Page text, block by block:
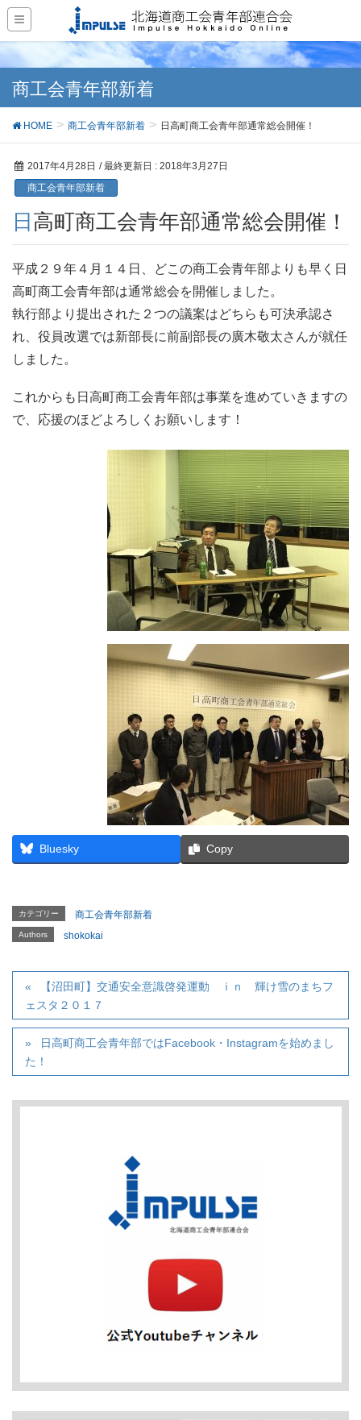
商工会青年部新着
HOME 商工会青年部新着 日高町商工会青年部通常総会開催！
2017年4月28日 / 最終更新日 : 2018年3月27日
商工会青年部新着
日高町商工会青年部通常総会開催！
平成２９年４月１４日、どこの商工会青年部よりも早く日
高町商工会青年部は通常総会を開催しました。
執行部より提出された２つの議案はどちらも可決承認さ
れ、役員改選では新部長に前副部長の廣木敬太さんが就任
しました。
これからも日高町商工会青年部は事業を進めていきますの
で、応援のほどよろしくお願いします！
Bluesky Copy
カテゴリー 商工会青年部新着
Authors shokokai
【沼田町】交通安全意識啓発運動 ｉｎ 輝け雪のまちフ
ェスタ２０１７
日高町商工会青年部ではFacebook・Instagramを始めまし
た！